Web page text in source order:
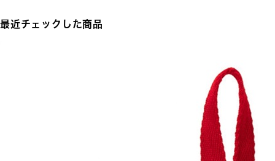
最近チェックした商品